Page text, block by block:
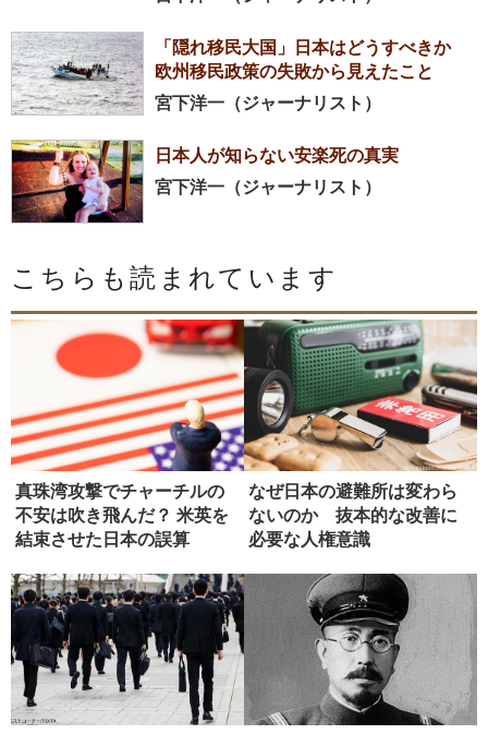
「隠れ移民大国」日本はどうすべきか
欧州移民政策の失敗から見えたこと
宮下洋一（ジャーナリスト）
日本人が知らない安楽死の真実
宮下洋一（ジャーナリスト）
こちらも読まれています
真珠湾攻撃でチャーチルの
不安は吹き飛んだ？ 米英を
結束させた日本の誤算
なぜ日本の避難所は変わら
ないのか 抜本的な改善に
必要な人権意識